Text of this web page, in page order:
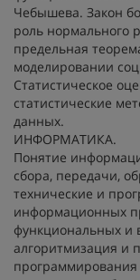
Чебышева. Закон
роль нормального
предельная
моделировании
Статистическое
статистические
данных.
ИНФОРМАТИКА.
Понятие
сбора, передачи,
технические и
информационных
функциональных и
алгоритмизация и
программирования